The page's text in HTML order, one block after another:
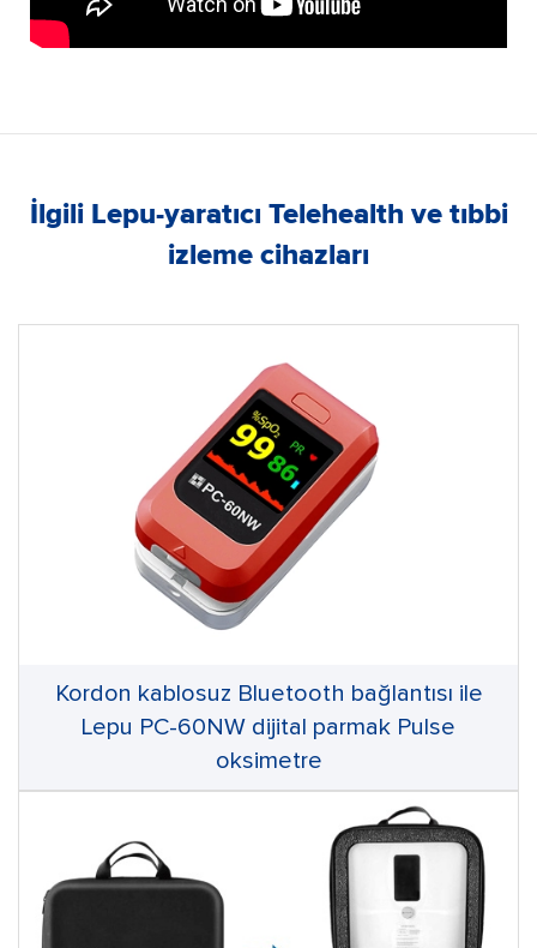
İlgili Lepu-yaratıcı Telehealth ve tıbbi
izleme cihazları
Kordon kablosuz Bluetooth bağlantısı ile
Lepu PC-60NW dijital parmak Pulse
oksimetre